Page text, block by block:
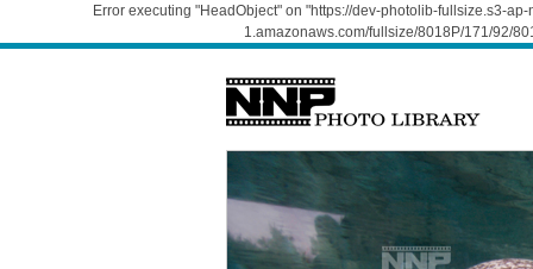
Error executing "HeadObject" on "https://dev-photolib-fullsize.s3-
1.amazonaws.com/fullsize/8018P/171/92/